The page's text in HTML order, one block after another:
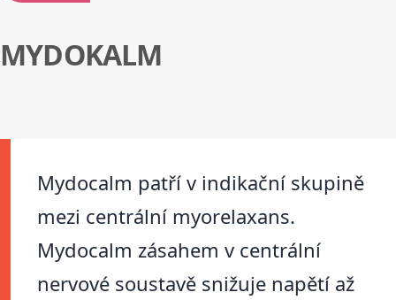
MYDOKALM
Mydocalm patří v indikační skupině
mezi centrální myorelaxans.
Mydocalm zásahem v centrální
nervové soustavě snižuje napětí až